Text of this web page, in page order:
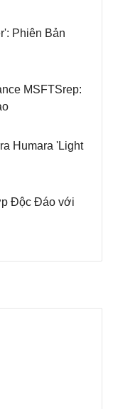
Phiên Bản
MSFTSrep:
Humara 'Light
Độc Đáo với